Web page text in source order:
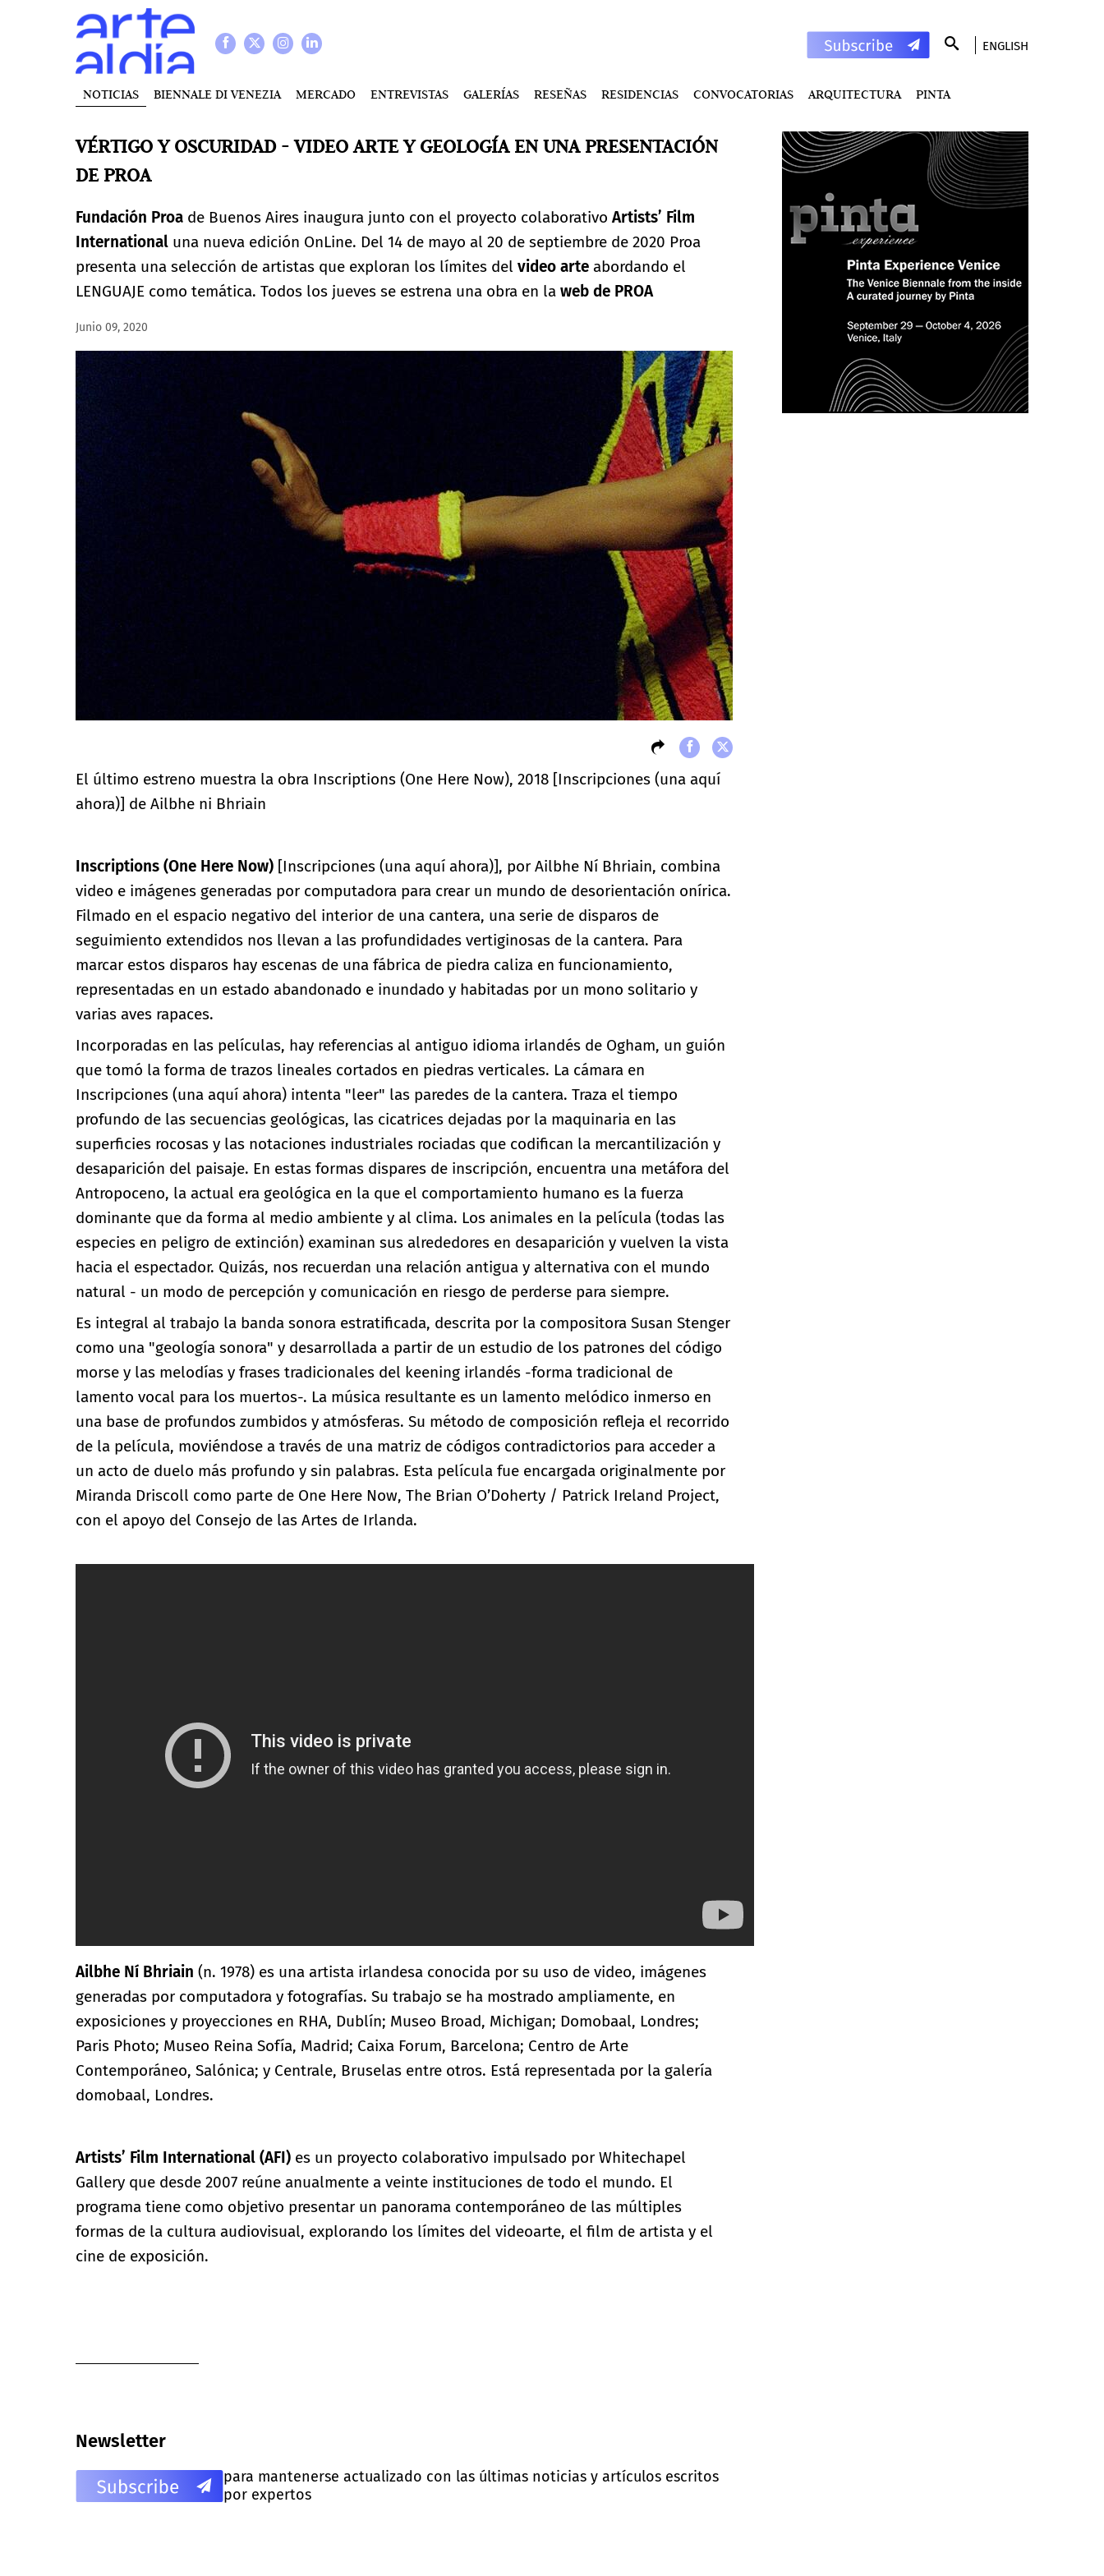
ENGLISH
NOTICIAS BIENNALE DI VENEZIA MERCADO ENTREVISTAS GALERÍAS RESEÑAS RESIDENCIAS CONVOCATORIAS ARQUITECTURA PINTA
VÉRTIGO Y OSCURIDAD - VIDEO ARTE Y GEOLOGÍA EN UNA PRESENTACIÓN
DE PROA
Fundación Proa de Buenos Aires inaugura junto con el proyecto colaborativo Artists’ Film
International una nueva edición OnLine. Del 14 de mayo al 20 de septiembre de 2020 Proa
presenta una selección de artistas que exploran los límites del video arte abordando el
LENGUAJE como temática. Todos los jueves se estrena una obra en la web de PROA
Junio 09, 2020
El último estreno muestra la obra Inscriptions (One Here Now), 2018 [Inscripciones (una aquí
ahora)] de Ailbhe ni Bhriain
Inscriptions (One Here Now) [Inscripciones (una aquí ahora)], por Ailbhe Ní Bhriain, combina
video e imágenes generadas por computadora para crear un mundo de desorientación onírica.
Filmado en el espacio negativo del interior de una cantera, una serie de disparos de
seguimiento extendidos nos llevan a las profundidades vertiginosas de la cantera. Para
marcar estos disparos hay escenas de una fábrica de piedra caliza en funcionamiento,
representadas en un estado abandonado e inundado y habitadas por un mono solitario y
varias aves rapaces.
Incorporadas en las películas, hay referencias al antiguo idioma irlandés de Ogham, un guión
que tomó la forma de trazos lineales cortados en piedras verticales. La cámara en
Inscripciones (una aquí ahora) intenta "leer" las paredes de la cantera. Traza el tiempo
profundo de las secuencias geológicas, las cicatrices dejadas por la maquinaria en las
superficies rocosas y las notaciones industriales rociadas que codifican la mercantilización y
desaparición del paisaje. En estas formas dispares de inscripción, encuentra una metáfora del
Antropoceno, la actual era geológica en la que el comportamiento humano es la fuerza
dominante que da forma al medio ambiente y al clima. Los animales en la película (todas las
especies en peligro de extinción) examinan sus alrededores en desaparición y vuelven la vista
hacia el espectador. Quizás, nos recuerdan una relación antigua y alternativa con el mundo
natural - un modo de percepción y comunicación en riesgo de perderse para siempre.
Es integral al trabajo la banda sonora estratificada, descrita por la compositora Susan Stenger
como una "geología sonora" y desarrollada a partir de un estudio de los patrones del código
morse y las melodías y frases tradicionales del keening irlandés -forma tradicional de
lamento vocal para los muertos-. La música resultante es un lamento melódico inmerso en
una base de profundos zumbidos y atmósferas. Su método de composición refleja el recorrido
de la película, moviéndose a través de una matriz de códigos contradictorios para acceder a
un acto de duelo más profundo y sin palabras. Esta película fue encargada originalmente por
Miranda Driscoll como parte de One Here Now, The Brian O’Doherty / Patrick Ireland Project,
con el apoyo del Consejo de las Artes de Irlanda.
Ailbhe Ní Bhriain (n. 1978) es una artista irlandesa conocida por su uso de video, imágenes
generadas por computadora y fotografías. Su trabajo se ha mostrado ampliamente, en
exposiciones y proyecciones en RHA, Dublín; Museo Broad, Michigan; Domobaal, Londres;
Paris Photo; Museo Reina Sofía, Madrid; Caixa Forum, Barcelona; Centro de Arte
Contemporáneo, Salónica; y Centrale, Bruselas entre otros. Está representada por la galería
domobaal, Londres.
Artists’ Film International (AFI) es un proyecto colaborativo impulsado por Whitechapel
Gallery que desde 2007 reúne anualmente a veinte instituciones de todo el mundo. El
programa tiene como objetivo presentar un panorama contemporáneo de las múltiples
formas de la cultura audiovisual, explorando los límites del videoarte, el film de artista y el
cine de exposición.
Newsletter
para mantenerse actualizado con las últimas noticias y artículos escritos
por expertos